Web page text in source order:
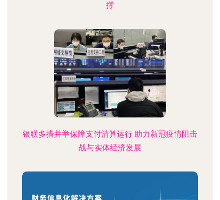
撑
银联多措并举保障支付清算运行 助力新冠疫情阻击
战与实体经济发展